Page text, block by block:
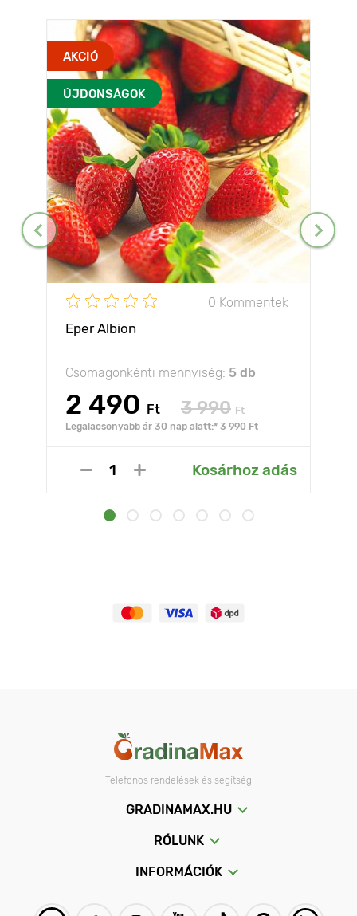
AKCIÓ
ÚJDONSÁGOK
0 Kommentek
Eper Albion
Csomagonkénti mennyiség: 5 db
2 490 Ft 3 990 Ft
Legalacsonyabb ár 30 nap alatt:* 3 990 Ft
Kosárhoz adás
Telefonos rendelések és segítség
GRADINAMAX.HU
RÓLUNK
INFORMÁCIÓK